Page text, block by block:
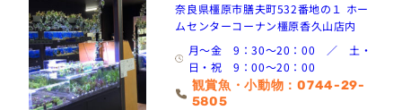
奈良県橿原市膳夫町532番地の１ ホー
ムセンターコーナン橿原香久山店内
月～金 9：30～20：00 ／ 土・
日・祝 9：00～20：00
観賞魚・小動物：0744-29-
5805